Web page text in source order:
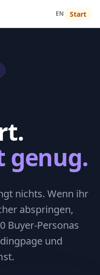
EN Start
genug.
nichts. Wenn ihr
abspringen,
Buyer-Personas
und